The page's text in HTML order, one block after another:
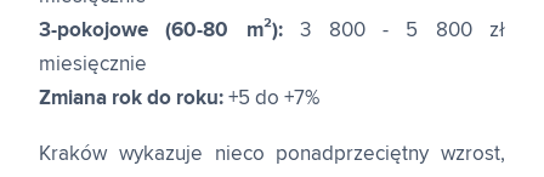
3-pokojowe (60-80 m²):3 800 - 5 800 zł
miesięcznie
Zmiana rok do roku: +5 do +7%
Kraków wykazuje nieco ponadprzeciętny wzrost,